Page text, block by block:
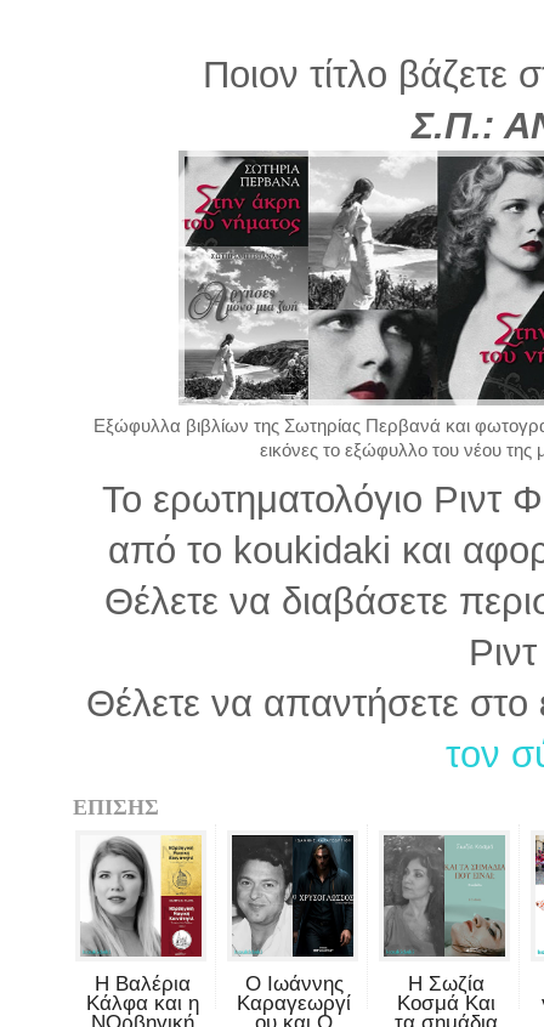
Ποιον τίτλο βάζετε
Σ.Π.:
Εξώφυλλα βιβλίων της Σωτηρίας Περβανά και
εικόνες το εξώφυλλο του νέου
Το ερωτηματολόγιο Ριντ
από το koukidaki και
Θέλετε να διαβάσετε
Θέλετε να απαντήσετε
τον
ΕΠΙΣΗΣ
Η Βαλέρια
Κάλφα και η
Ο Ιωάννης
Καραγεωργί
Η Σωζία
Κοσμά Και